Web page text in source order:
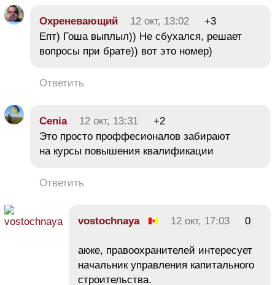
Охреневающий 12 окт, 13:02
+3
Епт) Гоша выплыл)) Не сбухался, решает
вопросы при брате)) вот это номер)
Ответить
Cenia 12 окт, 13:31
+2
Это просто проффесионалов забирают
на курсы повышения квалификации
Ответить
vostochnaya 12 окт, 17:03 0
акже, правоохранителей интересует
начальник управления капитального
строительства.